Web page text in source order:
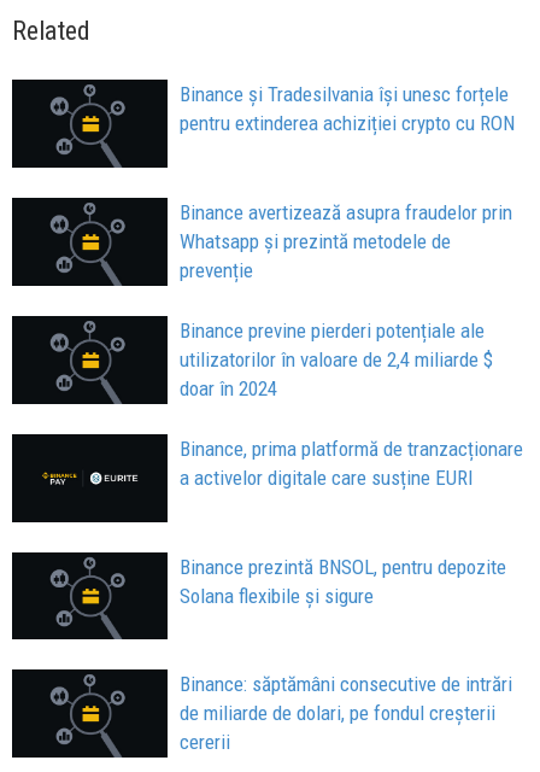
Related
Binance și Tradesilvania își unesc forțele
pentru extinderea achiziției crypto cu RON
Binance avertizează asupra fraudelor prin
Whatsapp și prezintă metodele de
prevenție
Binance previne pierderi potențiale ale
utilizatorilor în valoare de 2,4 miliarde $
doar în 2024
Binance, prima platformă de tranzacționare
a activelor digitale care susține EURI
Binance prezintă BNSOL, pentru depozite
Solana flexibile și sigure
Binance: săptămâni consecutive de intrări
de miliarde de dolari, pe fondul creșterii
cererii